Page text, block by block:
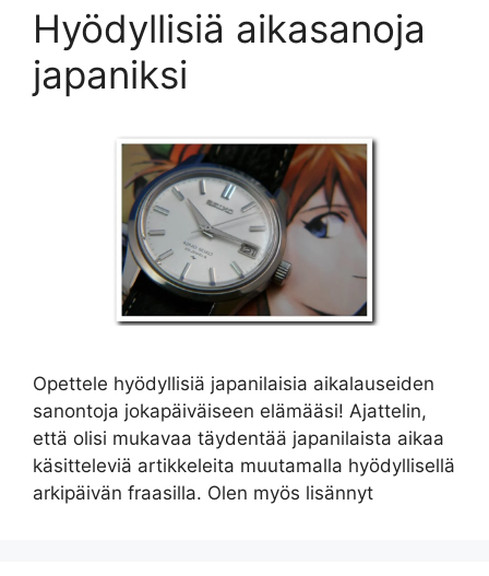
Hyödyllisiä aikasanoja
japaniksi
Opettele hyödyllisiä japanilaisia aikalauseiden
sanontoja jokapäiväiseen elämääsi! Ajattelin,
että olisi mukavaa täydentää japanilaista aikaa
käsitteleviä artikkeleita muutamalla hyödyllisellä
arkipäivän fraasilla. Olen myös lisännyt